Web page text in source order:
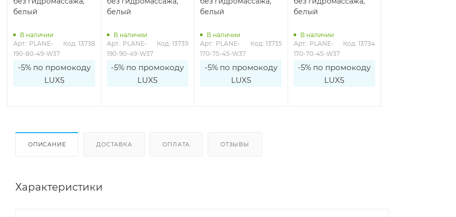
белый
В наличии
Арт.: PLANE-
190-80-49-W37
Код: 13738
-5% по промокоду
LUX5
белый
В наличии
Арт.: PLANE-
190-90-49-W37
Код: 13739
-5% по промокоду
LUX5
белый
В наличии
Арт.: PLANE-
170-75-45-W37
Код: 13735
-5% по промокоду
LUX5
белый
В наличии
Арт.: PLANE-
170-70-45-W37
Код: 13734
-5% по промокоду
LUX5
ОПИСАНИЕ ДОСТАВКА ОПЛАТА ОТЗЫВЫ
Характеристики